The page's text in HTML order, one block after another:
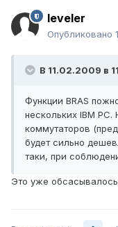
leveler
Опубликовано
В 11.02.2009 в
Функции BRAS
нескольких IBM
коммутаторов
будет сильно
таки, при
Это уже